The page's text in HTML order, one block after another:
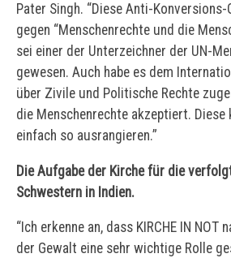
Pater Singh. “Diese Anti-
gegen “Menschenrechte und die
sei einer der Unterzeichner der UN-
gewesen. Auch habe es dem
über Zivile und Politische Rechte
die Menschenrechte akzeptiert. Diese
einfach so ausrangieren.”
Die Aufgabe der Kirche für die
Schwestern in Indien.
“Ich erkenne an, dass KIRCHE IN NOT
der Gewalt eine sehr wichtige Rolle